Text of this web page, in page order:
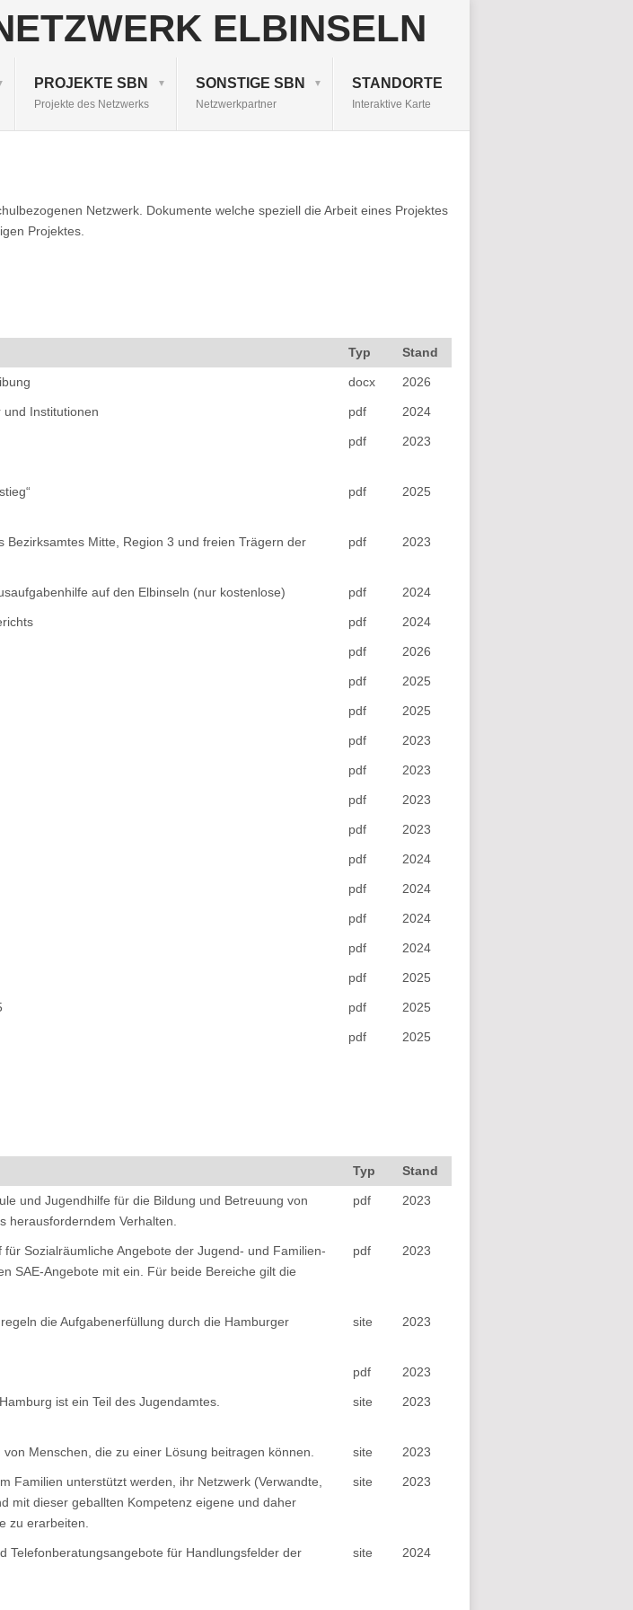
PROJEKTE SBN
Projekte des Netzwerks
SONSTIGE SBN
Netzwerkpartner
STANDORTE
Interaktive Karte
Netzwerk. Dokumente welche speziell die Arbeit eines Projektes
Projektes.
Typ Stand
docx 2026
und Institutionen pdf 2024
pdf 2023
pdf 2025
Bezirksamtes Mitte, Region 3 und freien Trägern der
pdf 2023
auf den Elbinseln (nur kostenlose) pdf 2024
pdf 2024
pdf 2026
pdf 2025
pdf 2025
pdf 2023
pdf 2023
pdf 2023
pdf 2023
pdf 2024
pdf 2024
pdf 2024
pdf 2024
pdf 2025
pdf 2025
pdf 2025
Typ Stand
und Jugendhilfe für die Bildung und Betreuung von
herausforderndem Verhalten.
pdf 2023
Sozialräumliche Angebote der Jugend- und Familien­
SAE-Angebote mit ein. Für beide Bereiche gilt die
pdf 2023
die Aufgabenerfüllung durch die Hamburger
site 2023
pdf 2023
ist ein Teil des Jugendamtes. site 2023
Menschen, die zu einer Lösung beitragen können. site 2023
Familien unterstützt werden, ihr Netzwerk (Verwandte,
mit dieser geballten Kompetenz eigene und daher
zu erarbeiten.
site 2023
Telefonberatungsangebote für Handlungsfelder der
site 2024